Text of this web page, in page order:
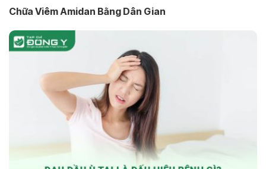
Chữa Viêm Amidan Bằng Dân Gian